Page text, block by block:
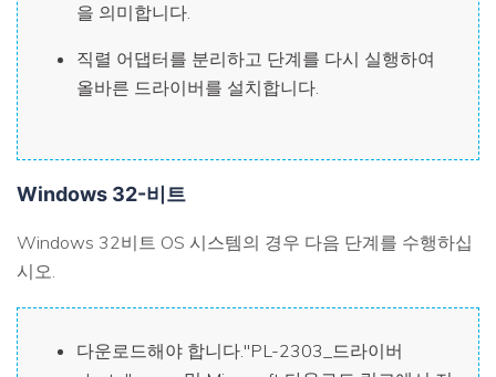
을 의미합니다.
직렬 어댑터를 분리하고 단계를 다시 실행하여
올바른 드라이버를 설치합니다.
Windows 32-비트
Windows 32비트 OS 시스템의 경우 다음 단계를 수행하십
시오.
다운로드해야 합니다."PL-2303_드라이버